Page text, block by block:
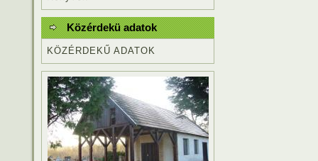
Közérdekü adatok
KÖZÉRDEKŰ ADATOK